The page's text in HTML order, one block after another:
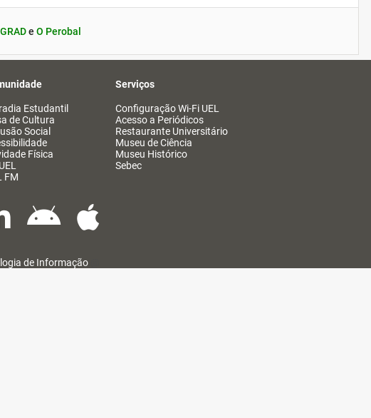
e O Perobal
Estudantil
de Cultura
Social
Física
FM
Serviços
Configuração Wi-Fi UEL
Acesso a Periódicos
Restaurante Universitário
Museu de Ciência
Museu Histórico
Sebec
de Informação